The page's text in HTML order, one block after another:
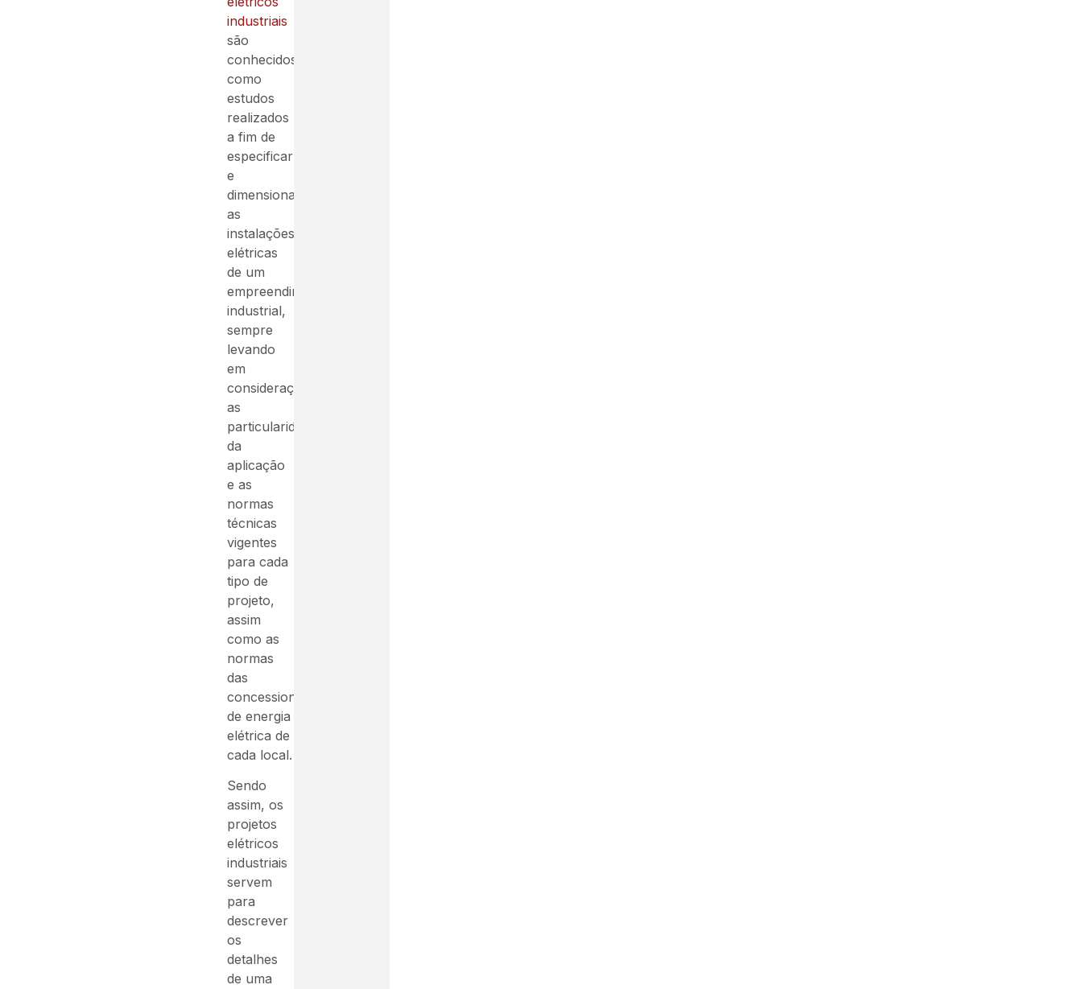
industriais
são
conhecidos
como
estudos
realizados
a fim de
especificar
e
dimensionar
as
instalações
elétricas
de um
empreendimento
industrial,
sempre
levando
em
consideração
as
particularidades
da
aplicação
e as
normas
técnicas
vigentes
para cada
tipo de
projeto,
assim
como as
normas
das
concessionárias
de energia
elétrica de
cada local.
Sendo
assim, os
projetos
elétricos
industriais
servem
para
descrever
os
detalhes
de uma